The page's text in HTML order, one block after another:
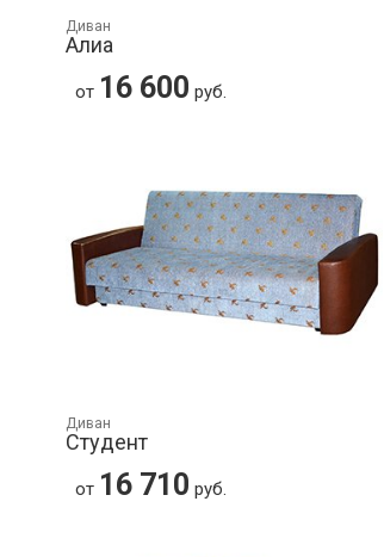
Диван
Алиа
от 16 600 руб.
Диван
Студент
от 16 710 руб.